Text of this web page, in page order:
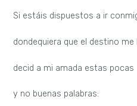
Si estáis dispuestos a ir
dondequiera que el destino me
decid a mi amada estas pocas
y no buenas palabras: